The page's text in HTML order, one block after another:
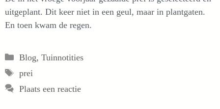
uitgeplant. Dit keer niet in een geul, maar in plantgaten.
En toen kwam de regen.
Categorieën
Blog, Tuinnotities
Tags
prei
Plaats een reactie